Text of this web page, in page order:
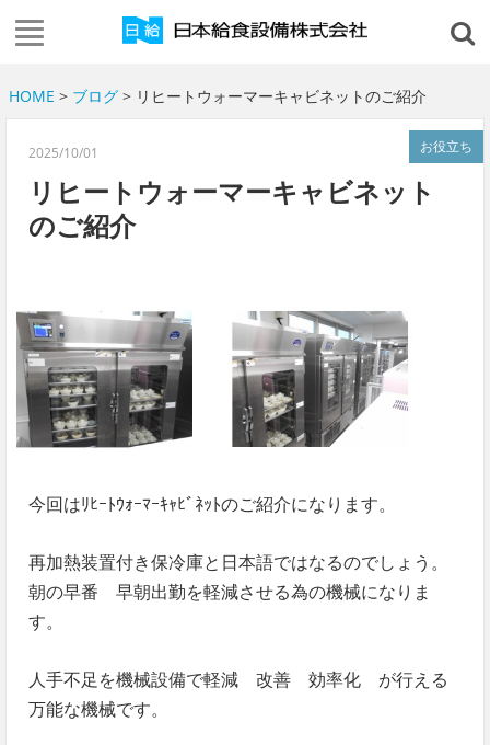
HOME > ブログ> リヒートウォーマーキャビネットのご紹介
お役立ち
2025/10/01
リヒートウォーマーキャビネット
のご紹介
今回はﾘﾋｰﾄｳｫｰﾏｰｷｬﾋﾞﾈｯﾄのご紹介になります。
再加熱装置付き保冷庫と日本語ではなるのでしょう。
朝の早番 早朝出勤を軽減させる為の機械になりま
す。
人手不足を機械設備で軽減 改善 効率化 が行える
万能な機械です。